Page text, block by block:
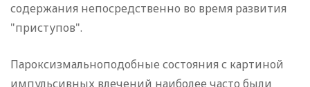
содержания непосредственно во время развития
"приступов".
Пароксизмальноподобные состояния с картиной
импульсивных влечений наиболее часто были